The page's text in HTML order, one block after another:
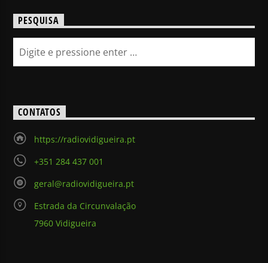
PESQUISA
CONTATOS
https://radiovidigueira.pt
+351 284 437 001
geral@radiovidigueira.pt
Estrada da Circunvalação
7960 Vidigueira